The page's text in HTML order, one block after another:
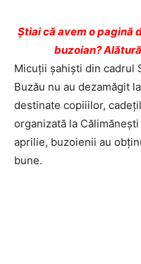
Ştiai că avem o pagină
buzoian?
Micuţii şahişti din cadrul
Buzău nu au dezamăgit
destinate copiiilor,
organizată la
aprilie, buzoienii au
bune.